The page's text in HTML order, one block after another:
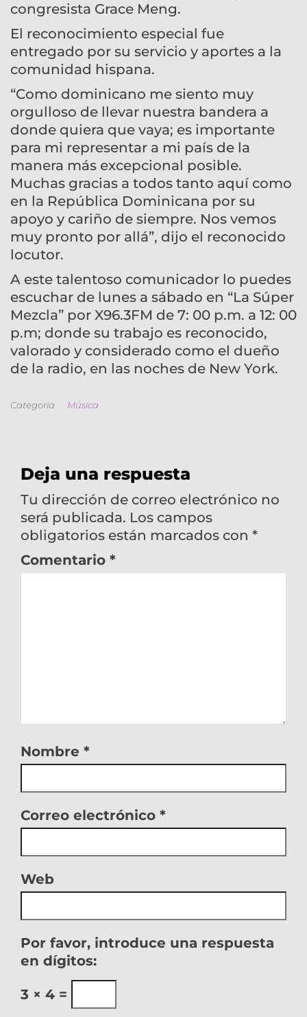
congresista Grace Meng.
El reconocimiento especial fue
entregado por su servicio y aportes a la
comunidad hispana.
“Como dominicano me siento muy
orgulloso de llevar nuestra bandera a
donde quiera que vaya; es importante
para mi representar a mi país de la
manera más excepcional posible.
Muchas gracias a todos tanto aquí como
en la República Dominicana por su
apoyo y cariño de siempre. Nos vemos
muy pronto por allá”, dijo el reconocido
locutor.
A este talentoso comunicador lo puedes
escuchar de lunes a sábado en “La Súper
Mezcla” por X96.3FM de 7: 00 p.m. a 12: 00
p.m; donde su trabajo es reconocido,
valorado y considerado como el dueño
de la radio, en las noches de New York.
Categoría Música
Deja una respuesta
Tu dirección de correo electrónico no
será publicada. Los campos
obligatorios están marcados con *
Comentario *
Nombre *
Correo electrónico *
Web
Por favor, introduce una respuesta
en dígitos:
3 × 4 =